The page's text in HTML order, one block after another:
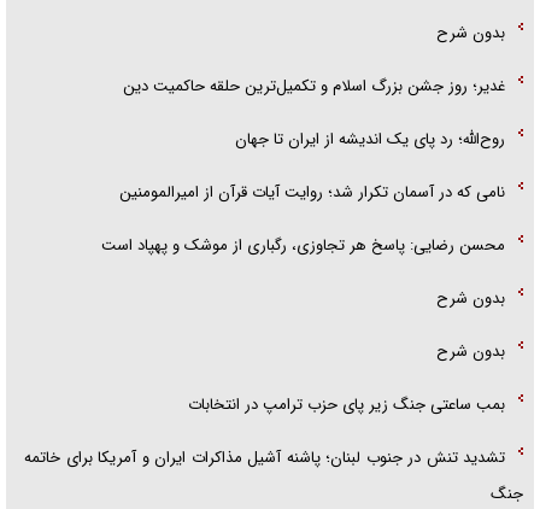
بدون شرح
غدیر؛ روز جشن بزرگ اسلام و تکمیل‌ترین حلقه حاکمیت دین
روح‌الله؛ رد پای یک اندیشه از ایران تا جهان
نامی که در آسمان تکرار شد؛ روایت آیات قرآن از امیرالمومنین
محسن رضایی: پاسخ هر تجاوزی، رگباری از موشک و پهپاد است
بدون شرح
بدون شرح
بمب ساعتی جنگ زیر پای حزب ترام‍پ در انتخابات
تشدید تنش در جنوب لبنان؛ پاشنه آشیل مذاکرات ایران و آمریکا برای خاتمه
جنگ